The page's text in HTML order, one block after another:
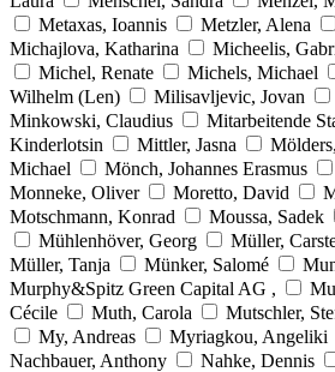
Metaxas, Ioannis
Metzler, Alena
Michajlova, Katharina
Micheelis,
Michel, Renate
Michels, Michael
Wilhelm (Len)
Milisavljevic, Jovan
Minkowski, Claudius
Mitarbeitende
Kinderlotsin
Mittler, Jasna
Michael
Mönch, Johannes Erasmus
Monneke, Oliver
Moretto, David
Motschmann, Konrad
Moussa, Sadek
Mühlenhöver, Georg
Müller,
Müller, Tanja
Münker, Salomé
Murphy&Spitz Green Capital AG ,
Cécile
Muth, Carola Mutschler,
My, Andreas
Myriagkou, Angeliki
Nachbauer, Anthony
Nahke, Dennis